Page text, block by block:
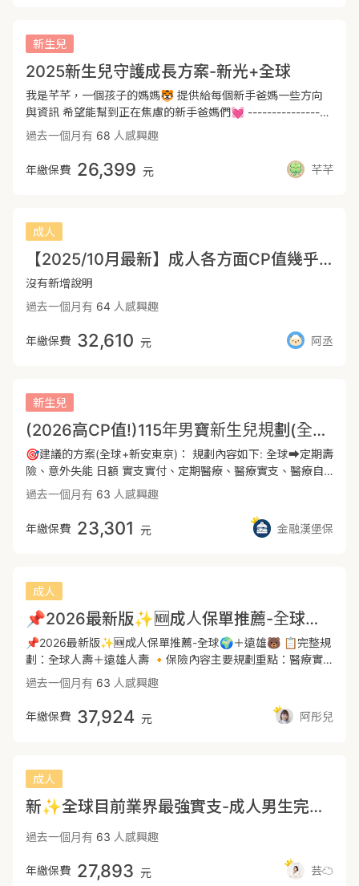
完成(如房貸、子女父母教養費等)，留一筆錢照顧心愛的家
人。 ✅規劃方向: 視個人之家庭責任等 -----------------------
----------------------------------------------------------------
費也會上升，但不怕一萬，只怕萬一。 ‼️ 若是家庭經濟支柱，
表達可照見，所以理賠時不只可以減少家庭經濟負擔，也可減
輕因意外導致的家庭隱性成本（家人花時間照顧導致家人自身
中斷或減少收入等） ‼️ 失能1-11級皆有理賠 3️⃣ 重大傷病 / 癌
症險：一次金理賠 ‼️ 醫療日益進步，新型癌症治療術及標靶藥
物費用高昂，治療過程花費數十萬甚至百萬不在話下，一次金
更顯重要性，若有一次金，便可安心治療，也不會讓家庭陷入
財務困境。 ‼️ 重大傷病包含22大項300多項之疾病 ‼️ 包含重大
洗腎）、重大器官或造血幹細胞移植。 ‼️ 精神疾病不打折，
『特地』重大傷病加碼給付保額20% 4️⃣ 癌症險：一次金理
賠、癌症手術、癌症住院、癌症追蹤費用 ‼️ 癌症直接原因引起
之併發症予以理賠。 ‼️ 癌症住院、手術、追蹤是不小的花費，
無特別狀況，都建議最低保額即可，但若有家庭責任承擔，會
建議做其它規劃！ ——— ⚖️ Phil 你的靠山 ⚖️ 法律背景，只
說大實話，零模糊 ⚖️ 服務於大誠保險經紀人 ⚖️ 擅長研究商
新生兒
2025新生兒守護成長方案-新光+全球
我是芊芊，一個孩子的媽媽🐯 提供給每個新手爸媽一些方向
與資訊 希望能幫到正在焦慮的新手爸媽們💓 -----------------
----------------------------------------------------------------
------------------- 🍼 新生兒規劃重點 🍼 1️⃣ 醫療險 🔺 嬰幼
兒時期抵抗力差，常因RSV、支氣管炎、肺炎...住院 🌱 實支
實付：正本理賠，限額內理賠，包含健保不給付的自費項目。
常會發生許多無法預計的狀況 🌱 基本意外險：意外失能一次
人責任險保障。 3️⃣ 重大傷病險 🔺 涵蓋300多項，兒童常見
的有：川崎氏症、克隆氏症...等 🌱 重大傷病一次金：罹病後
只要取得重大傷病卡即可申請理賠。 4️⃣ 癌症險 🔺 成長過程
中，身體細胞因各式各樣的原因可能產生病變，兒童常見癌
症：血癌、腦瘤...等 🌱 癌症一次金：確定罹患癌症後即可申
請理賠，依癌症程度(初期、輕度、重度)按比例一次給付理賠
----------------------------------------------------------------
------------------------------------ 🍼 新生兒安心萌芽方案介
紹 🍼 🚩 新光人壽：終身癌症一次金(主約)、醫療實支實付(正
本收據)、癌症一次金、意外實支實付(正本收據)、意外日額
🚩 全球人壽：終身重大傷病一次金(主約)、重大傷病一次金、
險、意外失能 🚩 新安東京產：兒童意外險(加強重大燒燙傷)
🔺 新安東京產的“新快樂童年”跟富邦產的“新十全兒童”，可以
依需求調整選擇‼️ ---------------------------------------------
險內容 📍 提前想好寶寶姓名 2️⃣ 出生後48小時內 📍 新生兒
21項公費篩檢(篩檢報告10天後出爐) 3️⃣ 出生後3-10天 📍 報
戶口、取得身分證字號 📍 找業務員投保(黃金投保期) 4️⃣ 投保
後31天 📍 依需求進行自費項目檢查 --------------------------
----------------------------------------------------------------
---------- 🍼 新生兒體況注意事項 🍼 1️⃣ 出生週數需滿37
週、體重2500公克以上 2️⃣ 無黃疸 3️⃣ 無卵圓孔未閉合 🔺 若
業務討論後續辦法唷❣️
過去一個月有 68 人感興趣
年繳保費 26,399 元 芊芊
成人
【2025/10月最新】成人各方面CP值幾乎都到頂，只是後續還需一些操作。需要意外失能/不卡227門診手術/長照再討論
沒有新增說明
過去一個月有 64 人感興趣
年繳保費 32,610 元 阿丞
新生兒
(2026高CP值!)115年男寶新生兒規劃(全球+新安東京)
🎯建議的方案(全球+新安東京)： 規劃內容如下: 全球➡️定期壽
險、意外失能 日額 實支實付、定期醫療、醫療實支、醫療自
負額、重大傷病、癌症一次金 療程型 新安➡️意外失能、重大
優勢: 全球:醫療實支實付無年度理賠上限、重大傷病精神疾病
理賠不打折、定期醫療加強保障額度(無227手術限制) 新安:意
完整21項新生兒篩檢 - 📍方案適用於完全沒有保險的小寶寶
過去一個月有 63 人感興趣
年繳保費 23,301 元 金融漢堡保
成人
📌2026最新版✨🆕成人保單推薦-全球🌍＋遠雄🐻
📌2026最新版✨🆕成人保單推薦-全球🌍＋遠雄🐻 📋完整規
劃：全球人壽＋遠雄人壽 🔸保險內容主要規劃重點：醫療實
支＋日額、意外險、重大傷病險、癌症險、壽險、長照險 1️⃣
醫療實支+日額 醫療險用來負擔住院、手術、病房與雜費，解
決現在醫療技術發達、自費項目越來越多的問題。 而日額型則
補貼住院期間造成的薪水損失與看護費用。 →建議基本額度：
意外身故失能、意外住院、意外實支，特別注意是否含有骨折
多項領卡資格，理賠一次性保險金，解決需長時間休養的問
題。 常見的如紅斑性狼蒼、類風溼性關節炎、思覺失調症、長
期需要持續治療的癌症等等。 →建議基本額度：100萬-200萬
以上（或年收入3-5倍以上） 4️⃣癌症險 除了傳統放療化療，
也多了許多新型治療方式如標靶藥物、免疫療法等，重點在於
過去一個月有 63 人感興趣
年繳保費 37,924 元 阿彤兒
成人
新✨全球目前業界最強實支-成人男生完整規劃
過去一個月有 63 人感興趣
年繳保費 27,893 元 芸☁️